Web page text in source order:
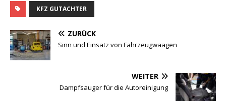
KFZ GUTACHTER
ZURÜCK
Sinn und Einsatz von Fahrzeugwaagen
WEITER
Dampfsauger für die Autoreinigung